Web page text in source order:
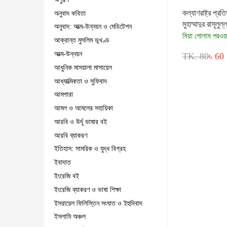
অনুবাদ কবিতা
অনুবাদ: আত্ম-উন্নয়ন ও মেডিটেশন
আক্রান্ত মুসলিম ভূখণ্ড
আত্ম-উন্নয়ন
আধুনিক মাসয়ালা মাসায়েল
আধ্যাত্মিকতা ও সুফিবাদ
আমপারা
আমল ও আমলের সহায়িকা
আরবি ও উর্দূ ভাষার বই
আরবি ব্যাকরণ
ইতিহাস: সামরিক ও যুদ্ধ বিগ্রহ
ইবাদাত
ইংরেজি বই
ইংরেজি ব্যাকরণ ও ভাষা শিক্ষা
ইসরায়েল ফিলিস্তিন সংঘাত ও ইহুদিবাদ
ইসলামি অঞ্চল
কল্যাণরাষ্ট্র
মুহাম্মাদুর
মিয়া গোলাম
TK. 80৳ 60